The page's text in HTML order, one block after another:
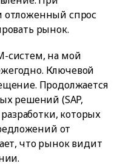
спрос
рынок.
систем, на мой
Ключевой
Продолжается
решений (SAP,
которых
от
что рынок видит